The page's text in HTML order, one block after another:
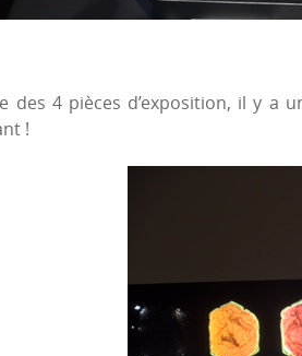
des 4 pièces d’exposition, il y
!